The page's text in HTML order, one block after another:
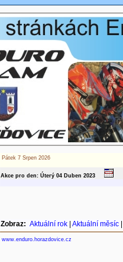
Pátek 7 Srpen 2026
Akce pro den: Úterý 04 Duben 2023
Zobraz: Aktuální rok| Aktuální měsíc|
www.enduro.horazdovice.cz